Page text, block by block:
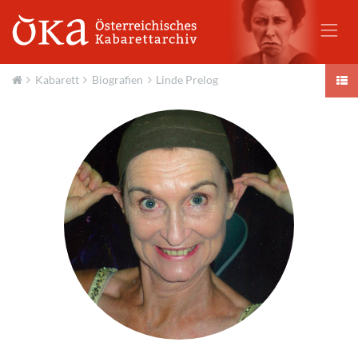
Kabarett Biografien Linde Prelog